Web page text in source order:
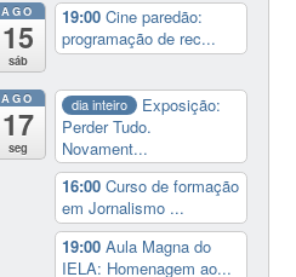
AGO
15
sáb
19:00Cine paredão:
programação de rec...
AGO
17
seg
dia inteiro
Exposição:
Perder Tudo.
Novament...
16:00Curso de formação
em Jornalismo ...
19:00Aula Magna do
IELA: Homenagem ao...